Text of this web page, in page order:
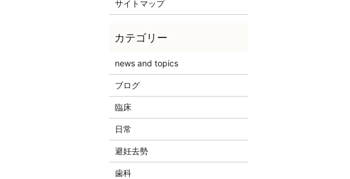
サイトマップ
news and topics
ブログ
臨床
日常
避妊去勢
歯科